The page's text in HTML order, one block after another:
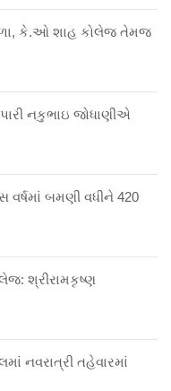
કે.ઓ શાહ કોલેજ તેમજ
નકુભાઇ જોધાણીએ
વર્ષમાં બમણી વધીને 420
શ્રીરામકૃષ્ણ
નવરાત્રી તહેવારમાં